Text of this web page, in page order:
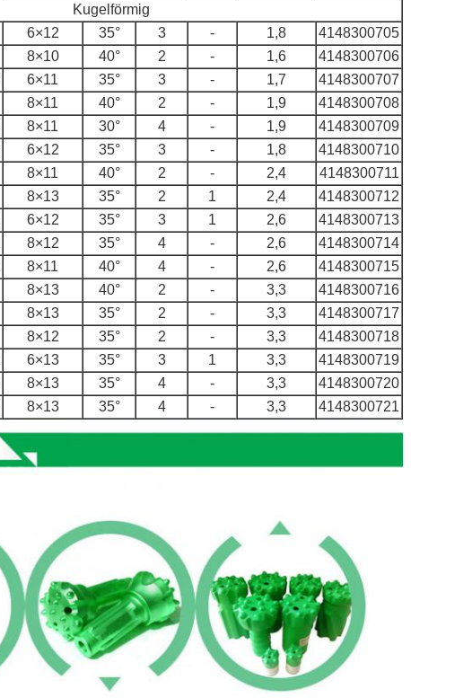
Kugelförmig
6×12 35° 3 - 1,8
4148300705
8×10 40° 2 - 1,6
4148300706
6×11 35° 3 - 1,7
4148300707
8×11 40° 2 - 1,9
4148300708
8×11 30° 4 - 1,9
4148300709
6×12 35° 3 - 1,8
4148300710
8×11 40° 2 - 2,4
4148300711
8×13 35° 2 1 2,4
4148300712
6×12 35° 3 1 2,6
4148300713
8×12 35° 4 - 2,6
4148300714
8×11 40° 4 - 2,6
4148300715
8×13 40° 2 - 3,3
4148300716
8×13 35° 2 - 3,3
4148300717
8×12 35° 2 - 3,3
4148300718
6×13 35° 3 1 3,3
4148300719
8×13 35° 4 - 3,3
4148300720
8×13 35° 4 - 3,3 4148300721